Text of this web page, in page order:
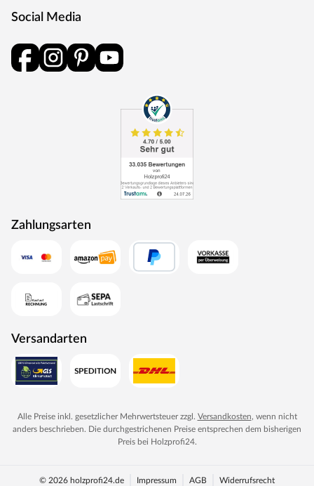
Social Media
Zahlungsarten
Versandarten
Alle Preise inkl. gesetzlicher Mehrwertsteuer zzgl. Versandkosten, wenn nicht
anders beschrieben. Die durchgestrichenen Preise entsprechen dem bisherigen
Preis bei Holzprofi24.
© 2026 holzprofi24.de Impressum AGB Widerrufsrecht